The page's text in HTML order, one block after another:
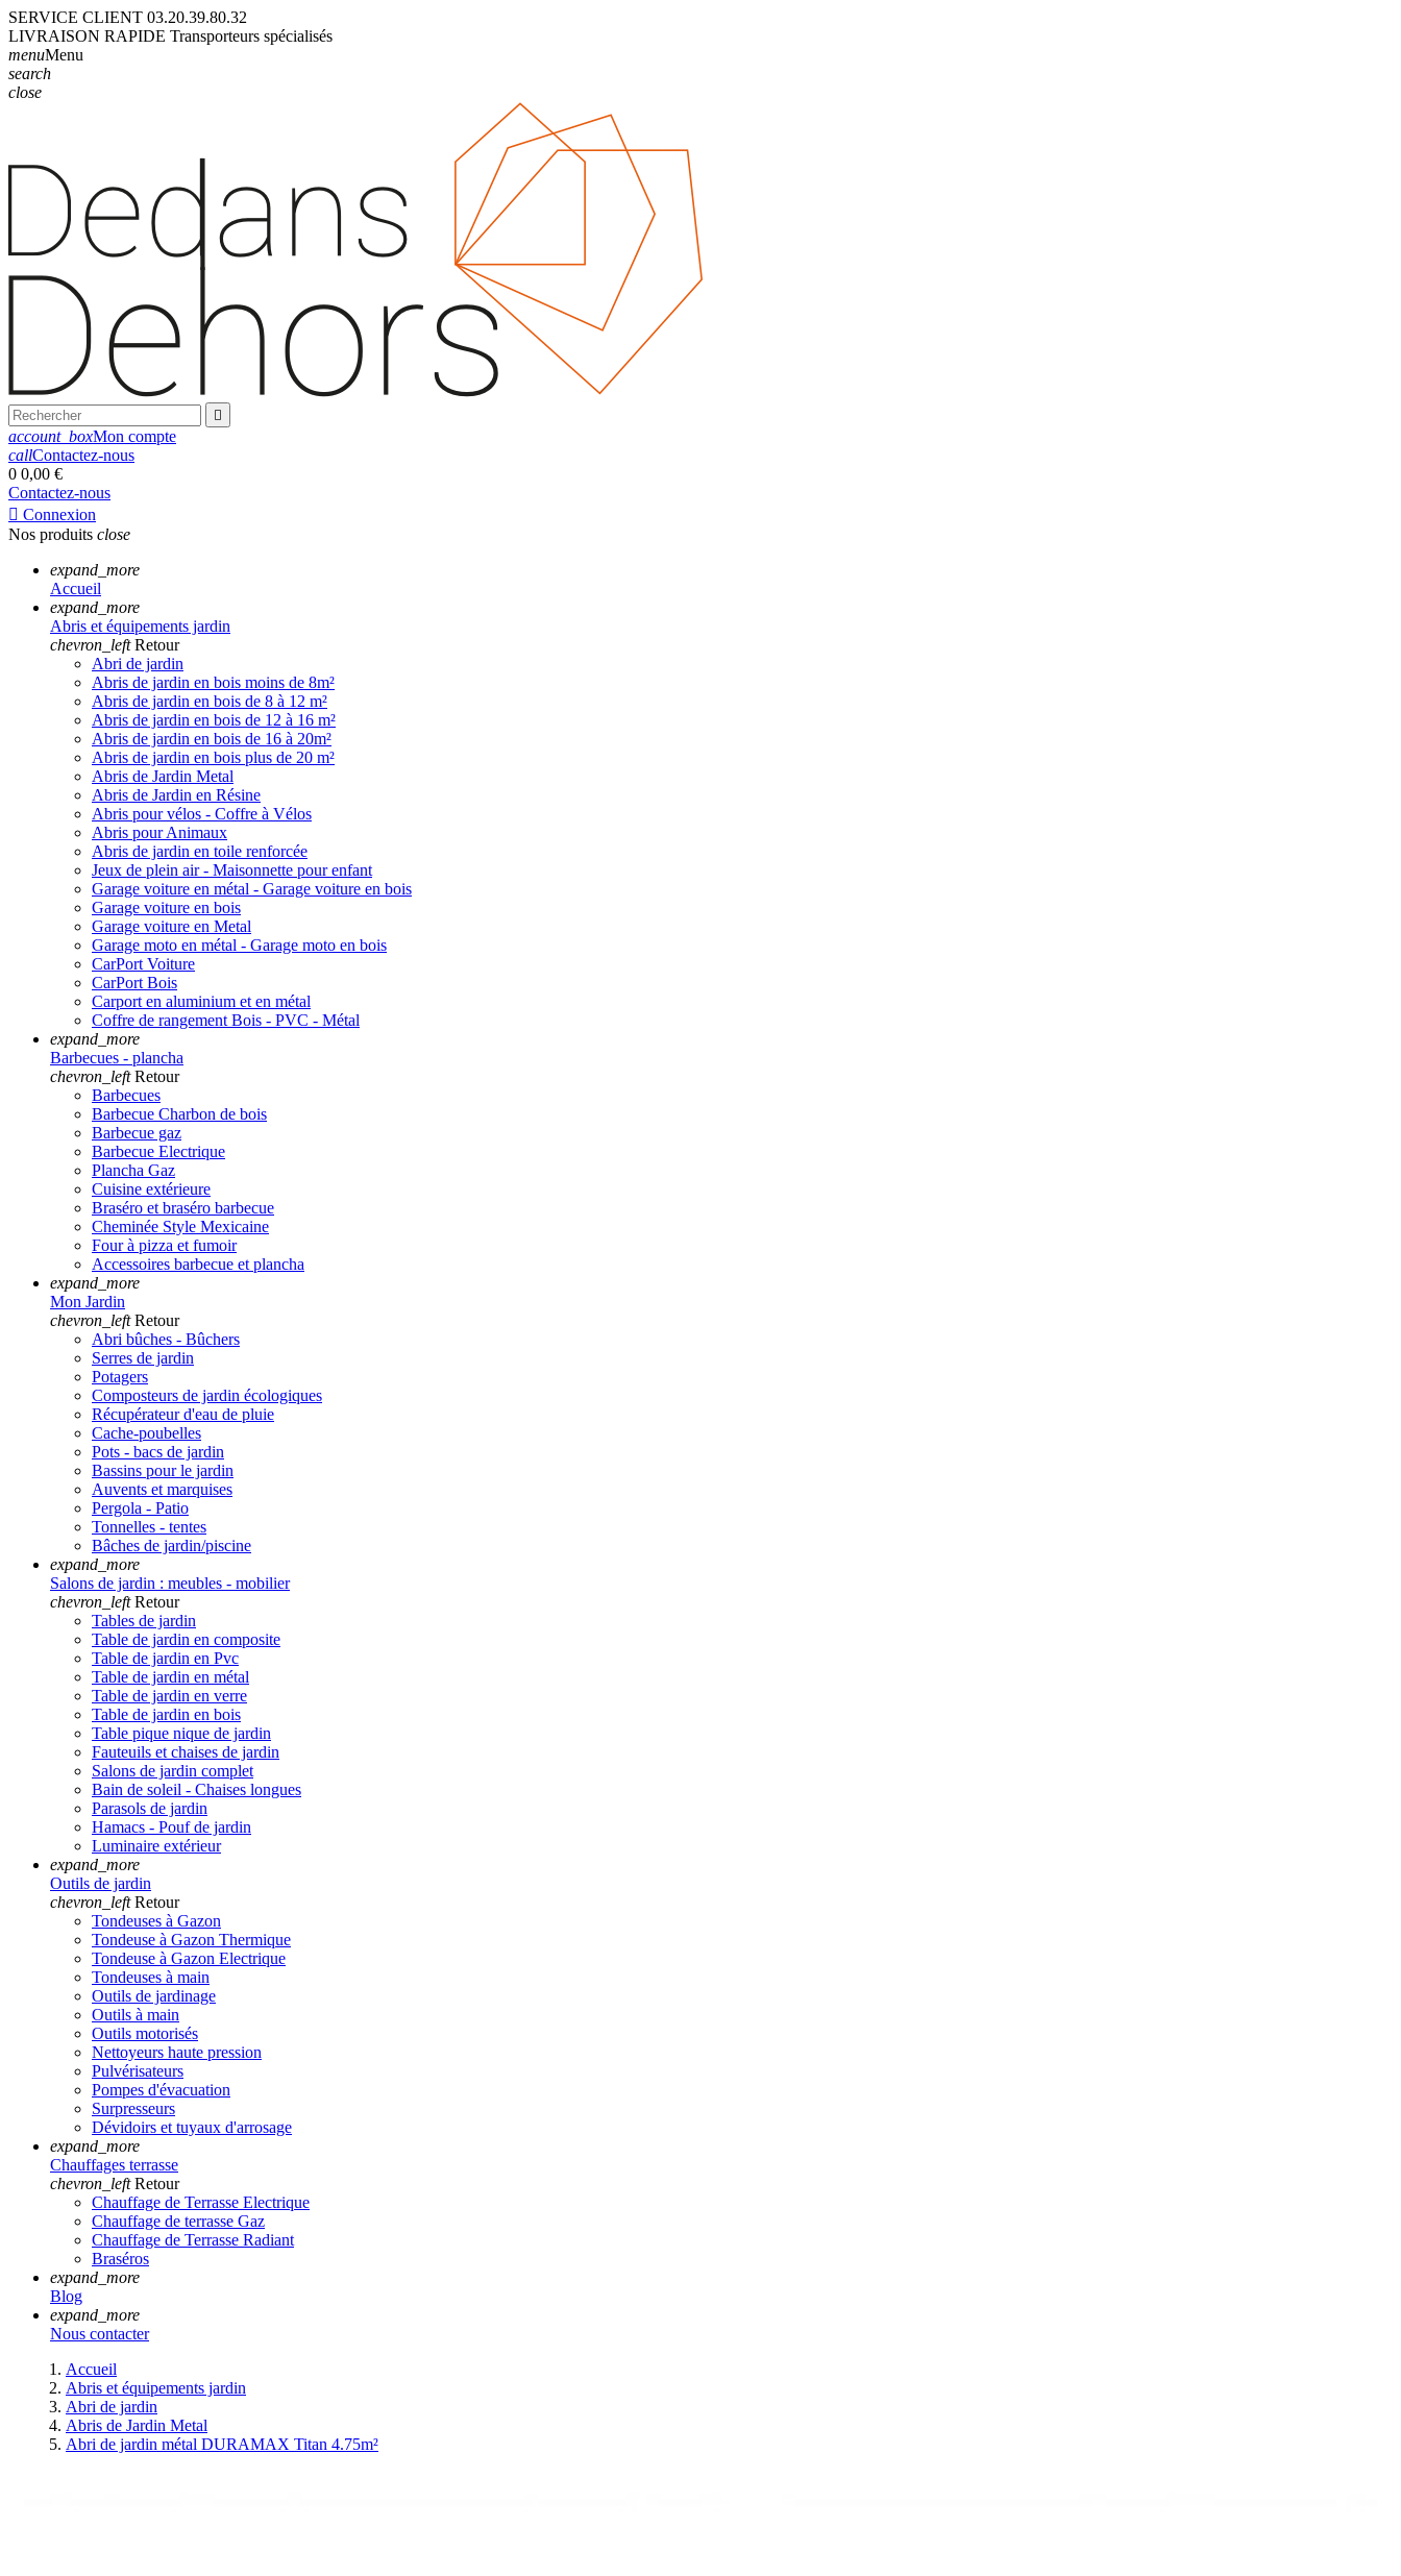
SERVICE CLIENT 03.20.39.80.32
LIVRAISON RAPIDE Transporteurs spécialisés
menuMenu
search
close

account_boxMon compte
callContactez-nous
0 0,00 €
Contactez-nous
 Connexion
Nos produits close
expand_more
Accueil
expand_more
Abris et équipements jardin
chevron_left Retour
Abri de jardin
Abris de jardin en bois moins de 8m²
Abris de jardin en bois de 8 à 12 m²
Abris de jardin en bois de 12 à 16 m²
Abris de jardin en bois de 16 à 20m²
Abris de jardin en bois plus de 20 m²
Abris de Jardin Metal
Abris de Jardin en Résine
Abris pour vélos - Coffre à Vélos
Abris pour Animaux
Abris de jardin en toile renforcée
Jeux de plein air - Maisonnette pour enfant
Garage voiture en métal - Garage voiture en bois
Garage voiture en bois
Garage voiture en Metal
Garage moto en métal - Garage moto en bois
CarPort Voiture
CarPort Bois
Carport en aluminium et en métal
Coffre de rangement Bois - PVC - Métal
expand_more
Barbecues - plancha
chevron_left Retour
Barbecues
Barbecue Charbon de bois
Barbecue gaz
Barbecue Electrique
Plancha Gaz
Cuisine extérieure
Braséro et braséro barbecue
Cheminée Style Mexicaine
Four à pizza et fumoir
Accessoires barbecue et plancha
expand_more
Mon Jardin
chevron_left Retour
Abri bûches - Bûchers
Serres de jardin
Potagers
Composteurs de jardin écologiques
Récupérateur d'eau de pluie
Cache-poubelles
Pots - bacs de jardin
Bassins pour le jardin
Auvents et marquises
Pergola - Patio
Tonnelles - tentes
Bâches de jardin/piscine
expand_more
Salons de jardin : meubles - mobilier
chevron_left Retour
Tables de jardin
Table de jardin en composite
Table de jardin en Pvc
Table de jardin en métal
Table de jardin en verre
Table de jardin en bois
Table pique nique de jardin
Fauteuils et chaises de jardin
Salons de jardin complet
Bain de soleil - Chaises longues
Parasols de jardin
Hamacs - Pouf de jardin
Luminaire extérieur
expand_more
Outils de jardin
chevron_left Retour
Tondeuses à Gazon
Tondeuse à Gazon Thermique
Tondeuse à Gazon Electrique
Tondeuses à main
Outils de jardinage
Outils à main
Outils motorisés
Nettoyeurs haute pression
Pulvérisateurs
Pompes d'évacuation
Surpresseurs
Dévidoirs et tuyaux d'arrosage
expand_more
Chauffages terrasse
chevron_left Retour
Chauffage de Terrasse Electrique
Chauffage de terrasse Gaz
Chauffage de Terrasse Radiant
Braséros
expand_more
Blog
expand_more
Nous contacter
Accueil
Abris et équipements jardin
Abri de jardin
Abris de Jardin Metal
Abri de jardin métal DURAMAX Titan 4.75m²